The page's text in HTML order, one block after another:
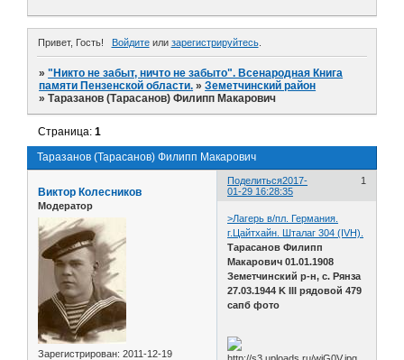
Привет, Гость! Войдитеили зарегистрируйтесь.
»"Никто не забыт, ничто не забыто". Всенародная Книга
памяти Пензенской области. »Земетчинский район
»Таразанов (Тарасанов) Филипп Макарович
Таразанов (Тарасанов) Филипп Макарович
Страница:1
Поделиться 1
2017-
01-29 16:28:35
Виктор Колесников
Модератор
Зарегистрирован: 2011-12-19
>Лагерь в/пл. Германия.
г.Цайтхайн. Шталаг 304 (IVH).
Тарасанов Филипп
Макарович 01.01.1908
Земетчинский р-н, с. Рянза
27.03.1944 K III рядовой 479
сапб фото